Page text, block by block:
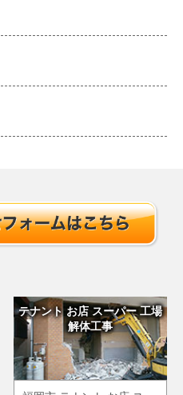
テナント お店 スーパー 工場
解体工事